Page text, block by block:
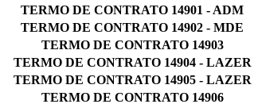
TERMO DE CONTRATO 14901 - ADM
TERMO DE CONTRATO 14902 - MDE
TERMO DE CONTRATO 14903
TERMO DE CONTRATO 14904 - LAZER
TERMO DE CONTRATO 14905 - LAZER
TERMO DE CONTRATO 14906